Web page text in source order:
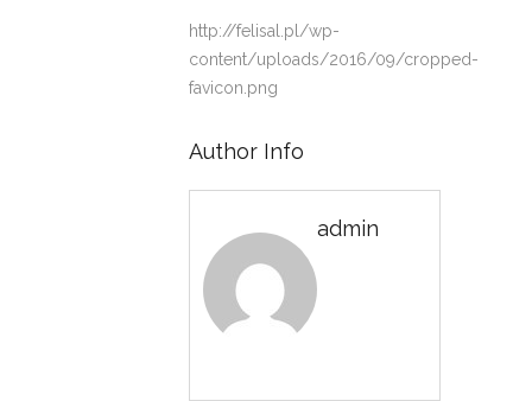
http://felisal.pl/wp-
content/uploads/2016/09/cropped-
favicon.png
Author Info
admin